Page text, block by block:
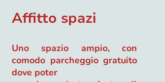
Affitto spazi
Uno spazio ampio, con
comodo parcheggio gratuito
dove poter